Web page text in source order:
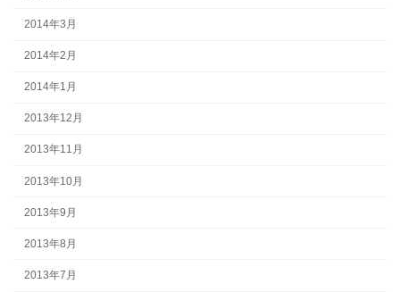
2014年3月
2014年2月
2014年1月
2013年12月
2013年11月
2013年10月
2013年9月
2013年8月
2013年7月